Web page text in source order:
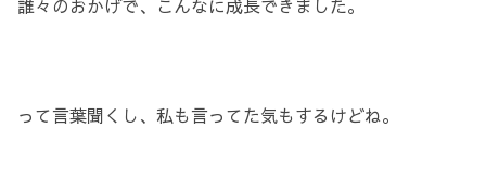
誰々のおかげで、こんなに成長できました。
って言葉聞くし、私も言ってた気もするけどね。